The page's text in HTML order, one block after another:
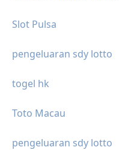
Slot Pulsa
pengeluaran sdy lotto
togel hk
Toto Macau
pengeluaran sdy lotto